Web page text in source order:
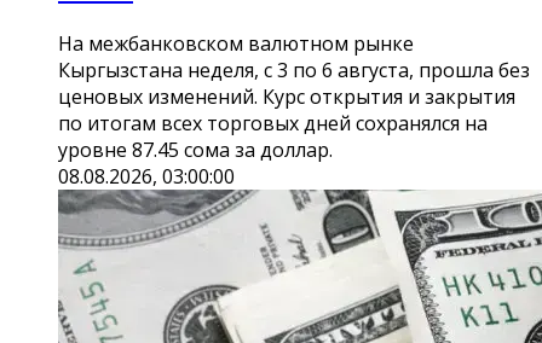
На межбанковском валютном рынке
Кыргызстана неделя, с 3 по 6 августа, прошла без
ценовых изменений. Курс открытия и закрытия
по итогам всех торговых дней сохранялся на
уровне 87.45 сома за доллар.
08.08.2026, 03:00:00